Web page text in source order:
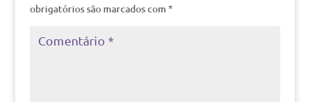
obrigatórios são marcados com *